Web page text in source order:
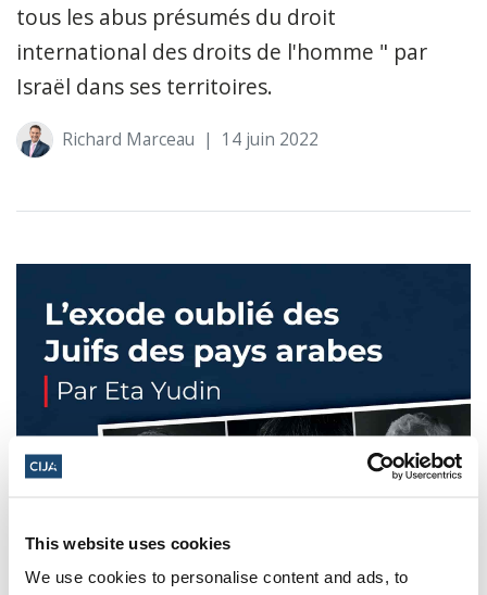
This website uses cookies
We use cookies to personalise content and ads, to
tous les abus présumés du droit
international des droits de l'homme " par
Israël dans ses territoires.
Richard Marceau | 14 juin 2022